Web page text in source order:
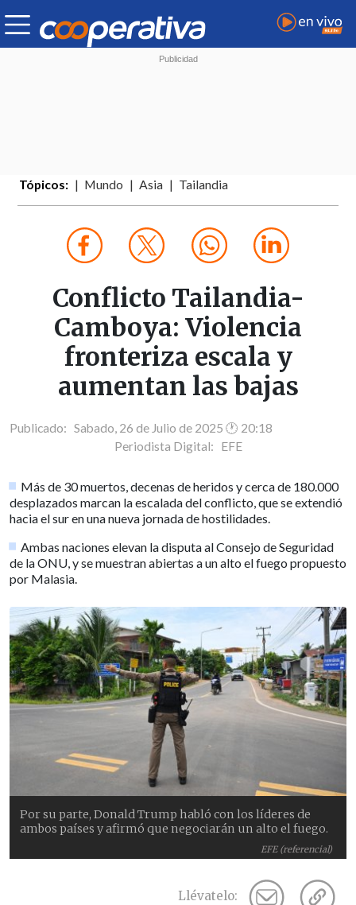
Tópicos: Mundo Asia Tailandia
Conflicto Tailandia-
Camboya: Violencia
fronteriza escala y
aumentan las bajas
Publicado: Sabado, 26 de Julio de 2025 🕐 20:18
Periodista Digital: EFE
Más de 30 muertos, decenas de heridos y cerca de 180.000
desplazados marcan la escalada del conflicto, que se extendió
hacia el sur en una nueva jornada de hostilidades.
Ambas naciones elevan la disputa al Consejo de Seguridad
de la ONU, y se muestran abiertas a un alto el fuego propuesto
por Malasia.
EFE (referencial)
Por su parte, Donald Trump habló con los líderes de
ambos países y afirmó que negociarán un alto el fuego.
Llévatelo: